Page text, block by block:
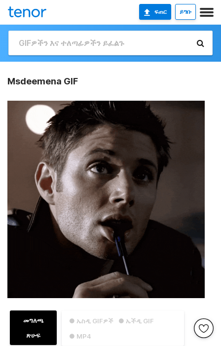
ፍጠር ይግቡ
Msdeemena GIF
● ኤስዲ GIFዎች
● ኤችዲ GIF
● MP4
መግለጫ
ጽሁፍ